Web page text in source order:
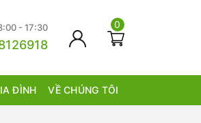
0
- 17:30
ĐÌNH VỀ CHÚNG TÔI